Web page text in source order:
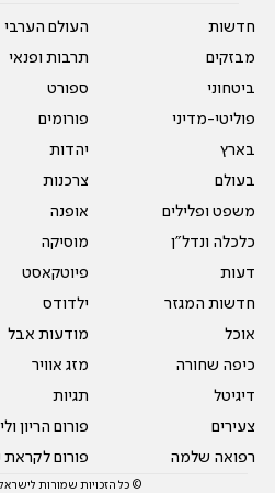
חדשות
מבזקים
ביטחוני
פוליטי-מדיני
בארץ
בעולם
משפט ופלילים
כלכלה ונדל"ן
דעות
חדשות המגזר
אוכל
כיפה שחורה
דיגיטל
צעירים
רפואה שלמה
העולם הערבי
תרבות ופנאי
ספורט
פורומים
יהדות
צרכנות
אופנה
מוסיקה
פיוטקאסט
ילדודס
מודעות אבל
מזג אוויר
תגיות
פורום הריון
פורום לקראת
© כל הזכויות שמורות לישראל